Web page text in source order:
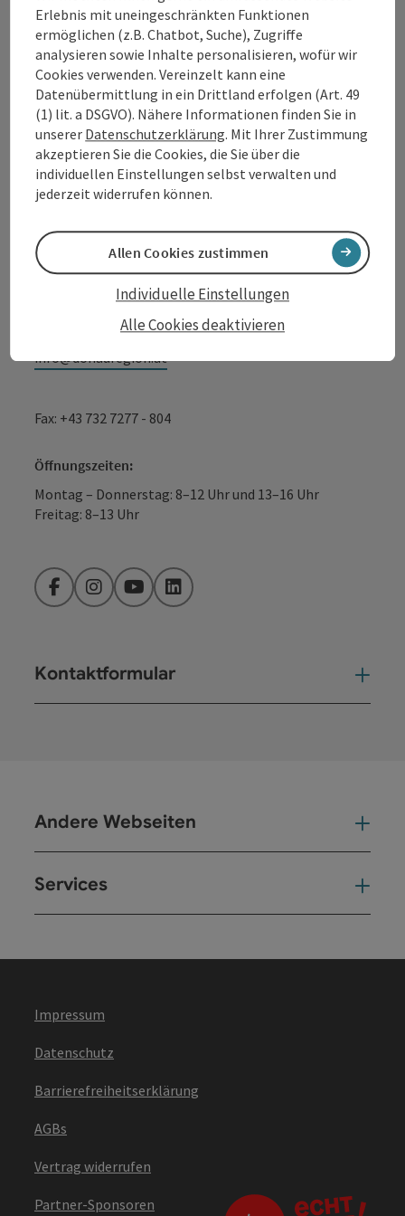
Kontakt
Tourismusverband Donauregion
Oberösterreich
WGD Donau Oberösterreich Tourismus
GmbH
Lindengasse 9
4040 Linz
+43 732 7277 - 888
info@donauregion.at
Fax: +43 732 7277 - 804
Öffnungszeiten:
Montag – Donnerstag: 8–12 Uhr und 13–16 Uhr
Freitag: 8–13 Uhr
FacebookInstagramYouTubeLinkedIn
Kontaktformular
Andere Webseiten
Services
Impressum
Datenschutz
Barrierefreiheitserklärung
AGBs
Vertrag widerrufen
Partner-Sponsoren
Erlebnis mit uneingeschränkten Funktionen
ermöglichen (z.B. Chatbot, Suche), Zugriffe
analysieren sowie Inhalte personalisieren, wofür wir
Cookies verwenden. Vereinzelt kann eine
Datenübermittlung in ein Drittland erfolgen (Art. 49
(1) lit. a DSGVO). Nähere Informationen finden Sie in
unserer Datenschutzerklärung. Mit Ihrer Zustimmung
akzeptieren Sie die Cookies, die Sie über die
individuellen Einstellungen selbst verwalten und
jederzeit widerrufen können.
Alle Cookies deaktivieren
Individuelle Einstellungen
Allen Cookies zustimmen